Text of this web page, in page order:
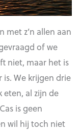
met z’n allen aan
of we
niet, maar het is
We krijgen drie
al zijn de
is geen
wil hij toch niet